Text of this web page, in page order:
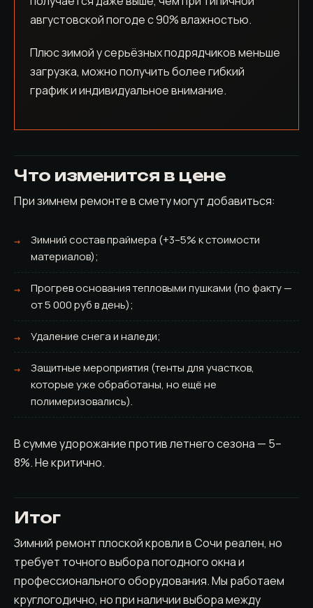
августовской погоде с 90% влажностью.
Плюс зимой у серьёзных подрядчиков меньше
загрузка, можно получить более гибкий
график и индивидуальное внимание.
Что изменится в цене
При зимнем ремонте в смету могут добавиться:
Зимний состав праймера (+3–5% к стоимости
материалов);
Прогрев основания тепловыми пушками (по факту —
от 5 000 руб в день);
Удаление снега и наледи;
Защитные мероприятия (тенты для участков,
которые уже обработаны, но ещё не
полимеризовались).
В сумме удорожание против летнего сезона — 5–
8%. Не критично.
Итог
Зимний ремонт плоской кровли в Сочи реален, но
требует точного выбора погодного окна и
профессионального оборудования. Мы работаем
круглогодично, но при наличии выбора между